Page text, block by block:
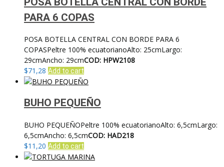
PARA 6 COPAS
POSA BOTELLA CENTRAL CON BORDE PARA 6
COPASPeltre 100% ecuatorianoAlto: 25cmLargo:
29cmAncho: 29cmCOD: HPW2108
$71,28 Add to cart
BUHO PEQUEÑO
BUHO PEQUEÑOPeltre 100% ecuatorianoAlto: 6,5cmLargo:
6,5cmAncho: 6,5cmCOD: HAD218
$11,20 Add to cart